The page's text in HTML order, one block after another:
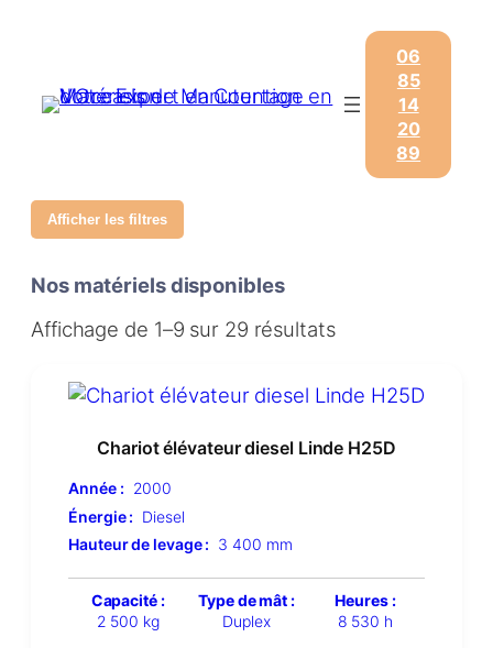
06
85
14
20
89
Afficher les filtres
Nos matériels disponibles
Affichage de 1–9 sur 29 résultats
Chariot élévateur diesel Linde H25D
Année : 2000
Énergie : Diesel
Hauteur de levage : 3 400 mm
Capacité :
2 500 kg
Type de mât :
Duplex
Heures :
8 530 h